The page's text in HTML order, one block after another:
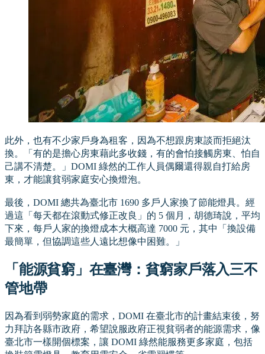
此外，也有不少家戶身為租客，因為不想跟房東談而拒絕汰
換。「有的是擔心房東藉此多收錢，有的會怕接觸房東、怕自
己講不清楚。」DOMI 綠然的工作人員偶爾還得親自打給房
東，才能讓貧弱家庭安心換燈泡。
最後，DOMI 總共為臺北市 1690 多戶人家換了節能燈具。經
過這「每天都在滾動式修正改良」的 5 個月，胡德琦說，平均
下來，每戶人家的換燈成本大概高達 7000 元，其中「換設備
最簡單，但協調這些人遠比想像中困難。」
「能源貧窮」在臺灣：貧窮家戶落入三不
管地帶
因為看到弱勢家庭的需求，DOMI 在臺北市的計畫結束後，努
力拜訪各縣市政府，希望說服政府正視貧弱者的能源需求，像
臺北市一樣開個標案，讓 DOMI 綠然能服務更多家庭，包括